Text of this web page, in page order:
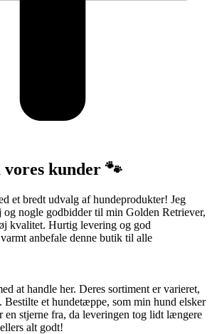
kunder 🐾
et bredt udvalg af hundeprodukter! Jeg
og nogle godbidder til min Golden Retriever,
kvalitet. Hurtig levering og god
anbefale denne butik til alle
at handle her. Deres sortiment er varieret,
Bestilte et hundetæppe, som min hund elsker
en stjerne fra, da leveringen tog lidt længere
alt godt!